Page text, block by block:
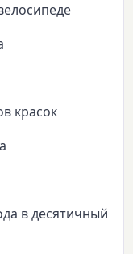
красок
в десятичный